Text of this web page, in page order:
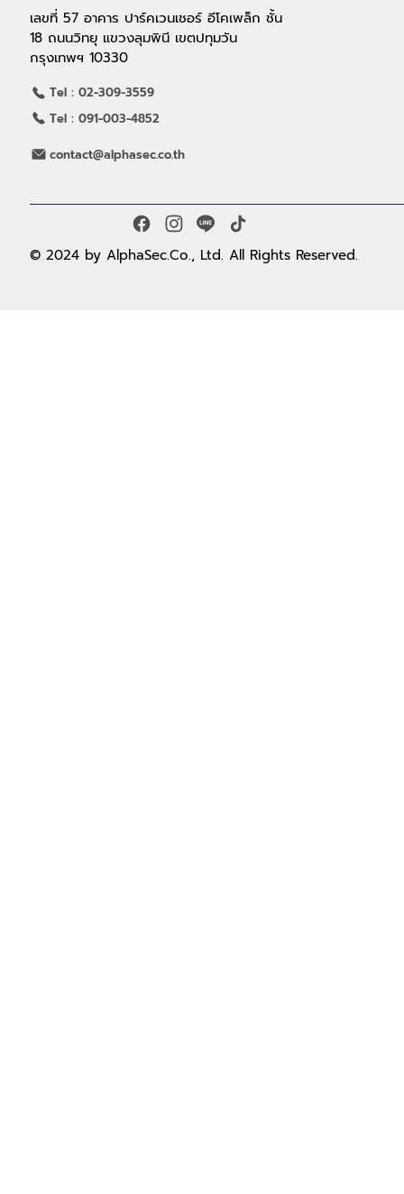
เลขที่ 57 อาคาร ปาร์คเวนเชอร์ อีโคเพล็ก ชั้น
18 ถนนวิทยุ แขวงลุมพินี เขตปทุมวัน
กรุงเทพฯ 10330
contact@alphasec.co.th
Tel : 02-309-3559
Tel : 091-003-4852
© 2024 by AlphaSec.Co., Ltd. All Rights Reserved.